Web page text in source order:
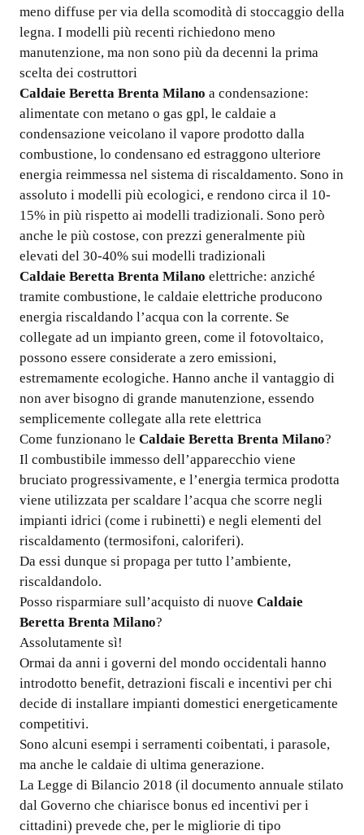
meno diffuse per via della scomodità di stoccaggio della
legna. I modelli più recenti richiedono meno
manutenzione, ma non sono più da decenni la prima
scelta dei costruttori
Caldaie Beretta Brenta Milano a condensazione:
alimentate con metano o gas gpl, le caldaie a
condensazione veicolano il vapore prodotto dalla
combustione, lo condensano ed estraggono ulteriore
energia reimmessa nel sistema di riscaldamento. Sono in
assoluto i modelli più ecologici, e rendono circa il 10-
15% in più rispetto ai modelli tradizionali. Sono però
anche le più costose, con prezzi generalmente più
elevati del 30-40% sui modelli tradizionali
Caldaie Beretta Brenta Milano elettriche: anziché
tramite combustione, le caldaie elettriche producono
energia riscaldando l’acqua con la corrente. Se
collegate ad un impianto green, come il fotovoltaico,
possono essere considerate a zero emissioni,
estremamente ecologiche. Hanno anche il vantaggio di
non aver bisogno di grande manutenzione, essendo
semplicemente collegate alla rete elettrica
Come funzionano le Caldaie Beretta Brenta Milano?
Il combustibile immesso dell’apparecchio viene
bruciato progressivamente, e l’energia termica prodotta
viene utilizzata per scaldare l’acqua che scorre negli
impianti idrici (come i rubinetti) e negli elementi del
riscaldamento (termosifoni, caloriferi).
Da essi dunque si propaga per tutto l’ambiente,
riscaldandolo.
Posso risparmiare sull’acquisto di nuove Caldaie
Beretta Brenta Milano?
Assolutamente sì!
Ormai da anni i governi del mondo occidentali hanno
introdotto benefit, detrazioni fiscali e incentivi per chi
decide di installare impianti domestici energeticamente
competitivi.
Sono alcuni esempi i serramenti coibentati, i parasole,
ma anche le caldaie di ultima generazione.
La Legge di Bilancio 2018 (il documento annuale stilato
dal Governo che chiarisce bonus ed incentivi per i
cittadini) prevede che, per le migliorie di tipo